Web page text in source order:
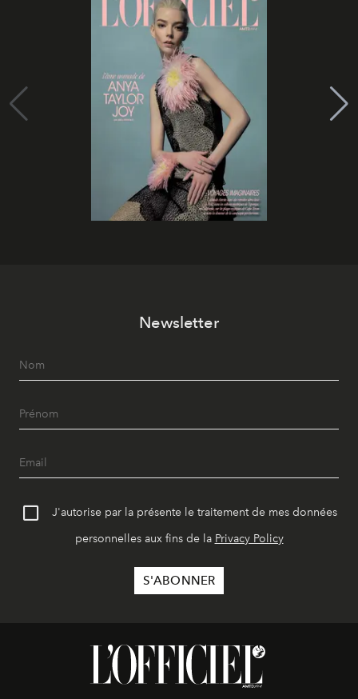
Newsletter
J'autorise par la présente le traitement de mes données
personnelles aux fins de la Privacy Policy